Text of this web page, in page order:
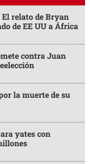
El relato de Bryan
de EE UU a África
contra Juan
la muerte de su
yates con